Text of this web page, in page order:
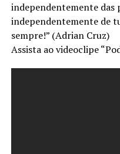
independentemente das
independentemente de
sempre!” (Adrian Cruz)
Assista ao videoclipe